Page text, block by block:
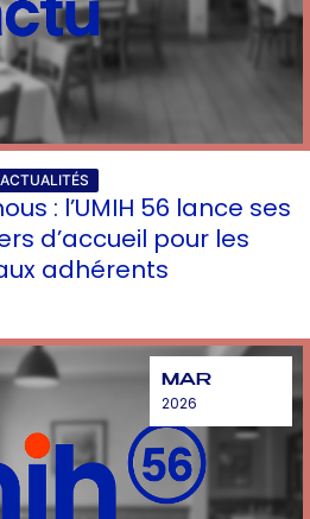
ACTUALITÉS
: l’UMIH 56 lance ses
d’accueil pour les
adhérents
MAR
2026